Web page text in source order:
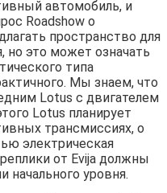
автомобиль, и
Roadshow о
пространство для
но это может означать
типа
Мы знаем, что
Lotus с двигателем
Lotus планирует
трансмиссиях, о
электрическая
от Evija должны
начального уровня.